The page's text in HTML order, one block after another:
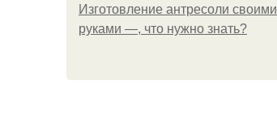
Изготовление антресоли своими
руками —, что нужно знать?